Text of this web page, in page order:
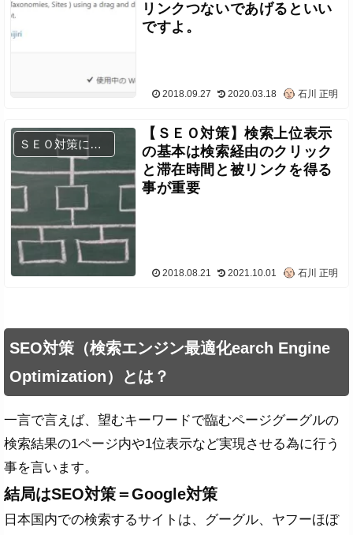
リンクつないであげるといい
ですよ。
2018.09.27 2020.03.18 石川 正明
ＳＥＯ対策について
【ＳＥＯ対策】検索上位表示
の基本は検索経由のクリック
と滞在時間と被リンクを得る
事が重要
2018.08.21 2021.10.01 石川 正明
SEO対策（検索エンジン最適化earch Engine
Optimization）とは？
一言で言えば、望むキーワードで臨むページグーグルの
検索結果の1ページ内や1位表示など実現させる為に行う
事を言います。
結局はSEO対策＝Google対策
日本国内での検索するサイトは、グーグル、ヤフーほぼ